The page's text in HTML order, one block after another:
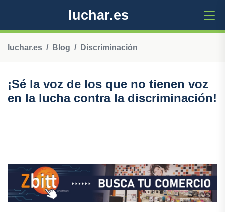
luchar.es
luchar.es Blog Discriminación
¡Sé la voz de los que no tienen voz
en la lucha contra la discriminación!